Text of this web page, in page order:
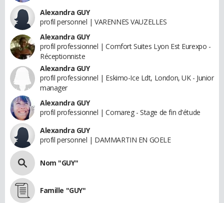
Alexandra GUY
profil personnel | VARENNES VAUZELLES
Alexandra GUY
profil professionnel | Comfort Suites Lyon Est Eurexpo -
Réceptionniste
Alexandra GUY
profil professionnel | Eskimo-Ice Ldt, London, UK - Junior
manager
Alexandra GUY
profil professionnel | Comareg - Stage de fin d'étude
Alexandra GUY
profil personnel | DAMMARTIN EN GOELE
Nom "GUY"
Famille "GUY"